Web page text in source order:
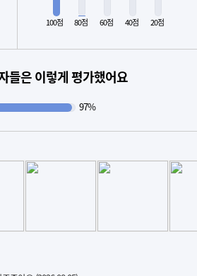
100점 80점 60점 40점 20점
들은 이렇게 평가했어요
97%